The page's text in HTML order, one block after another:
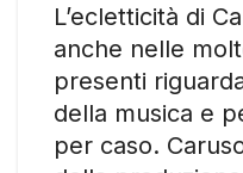
L’ecletticità di
anche nelle
presenti
della musica e
per caso.